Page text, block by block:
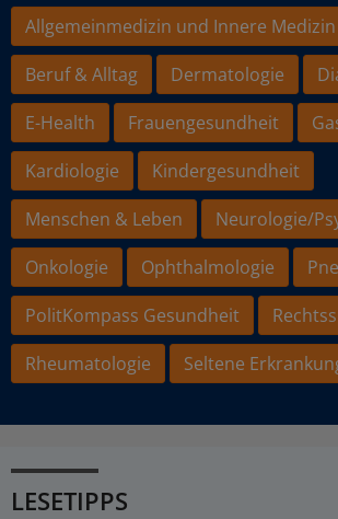
Allgemeinmedizin und Innere Medizin
Beruf & Alltag
Dermatologie
E-Health
Frauengesundheit
Kardiologie
Kindergesundheit
Menschen & Leben
Neurologie/
Onkologie
Ophthalmologie
PolitKompass Gesundheit
Rheumatologie
Seltene
LESETIPPS